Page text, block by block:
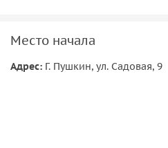
Вы пройдетесь по
своими пышными и
Место начала
Адрес: Г. Пушкин, ул. Садовая, 9